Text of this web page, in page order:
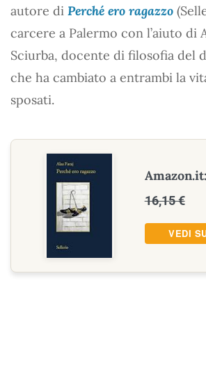
autore di Perché ero ragazzo
carcere a Palermo con l’aiuto di
Sciurba, docente di filosofia del
che ha cambiato a entrambi la
sposati.
16,15 €
VEDI